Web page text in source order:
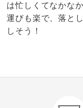
は忙しくてなかな
運びも楽で、落と
しそう！